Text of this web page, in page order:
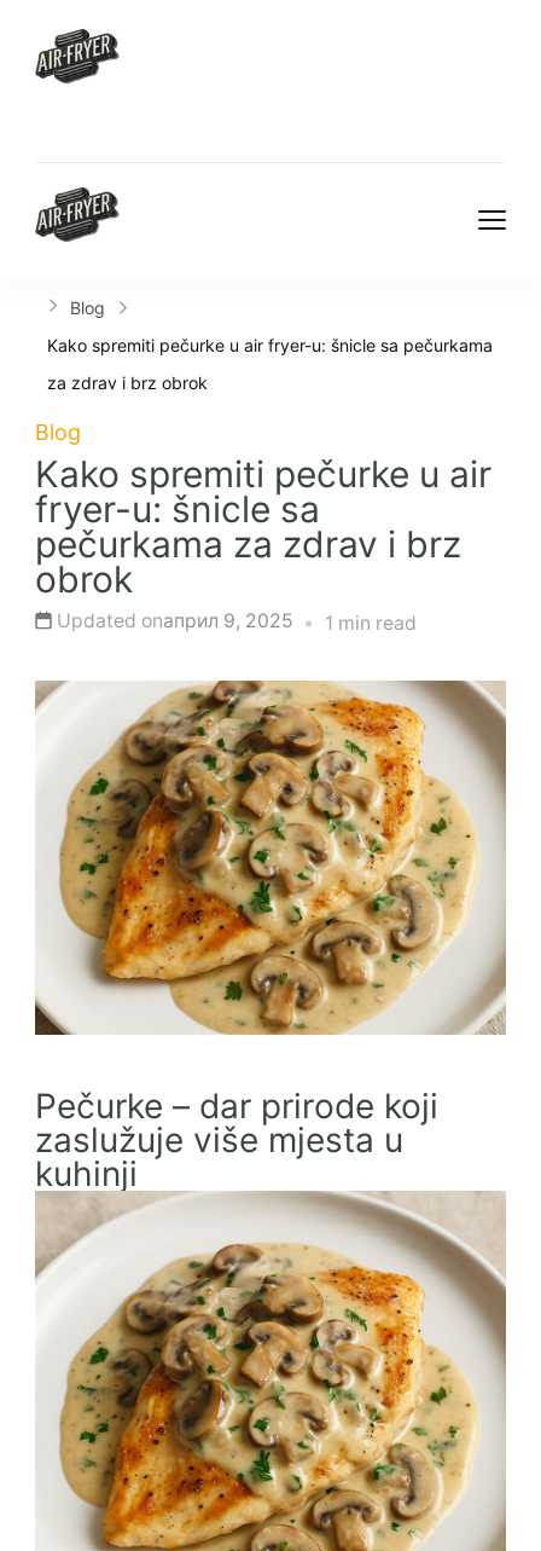
Blog
Kako spremiti pečurke u air fryer-u: šnicle sa pečurkama
za zdrav i brz obrok
Blog
Kako spremiti pečurke u air
fryer-u: šnicle sa
pečurkama za zdrav i brz
obrok
Updated onаприл 9, 2025 1 min read
Pečurke – dar prirode koji
zaslužuje više mjesta u
kuhinji